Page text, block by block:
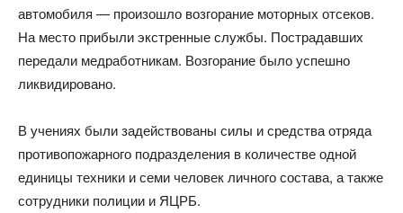
автомобиля — произошло возгорание моторных отсеков.
На место прибыли экстренные службы. Пострадавших
передали медработникам. Возгорание было успешно
ликвидировано.
В учениях были задействованы силы и средства отряда
противопожарного подразделения в количестве одной
единицы техники и семи человек личного состава, а также
сотрудники полиции и ЯЦРБ.